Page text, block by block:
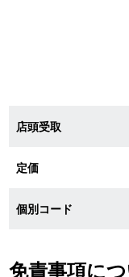
GINZA RASINの中
受賞歴
銀座中央通り
店頭受取
定価
個別コード
免責事項に